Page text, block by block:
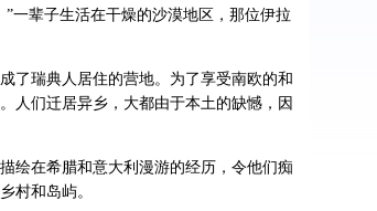
一辈子生活在干燥的沙漠地区，那位伊拉
了瑞典人居住的营地。为了享受南欧的和
人们迁居异乡，大都由于本土的缺憾，因
绘在希腊和意大利漫游的经历，令他们痴
村和岛屿。